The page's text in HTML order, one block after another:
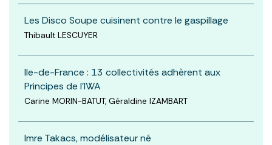
Les Disco Soupe cuisinent contre le gaspillage
Thibault LESCUYER
Ile-de-France : 13 collectivités adhèrent aux
Principes de l’IWA
Carine MORIN-BATUT, Géraldine IZAMBART
Imre Takacs, modélisateur né